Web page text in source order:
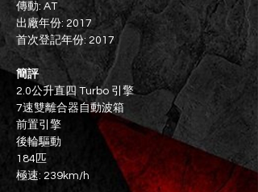
傳動: AT
出廠年份: 2017
首次登記年份: 2017
簡評
2.0公升直四 Turbo 引擎​​​​​​
7速雙離合器自動波箱
前置引擎
後輪驅動
184匹
極速: 239km/h